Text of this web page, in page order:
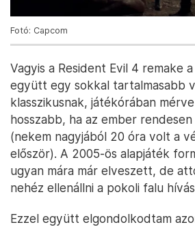
Fotó: Capcom
Vagyis a Resident Evil 4 remake
együtt egy sokkal tartalmasabb
klasszikusnak, játékórában
hosszabb, ha az ember
(nekem nagyjából 20 óra volt a
először). A 2005-ös alapjáték
ugyan mára már elveszett, de
nehéz ellenállni a pokoli falu
Ezzel együtt elgondolkodtam